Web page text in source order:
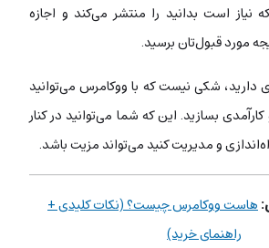
نیاز است بدانید را منتشر می‌کند و اجازه
مورد قبول‌تان برسید.
دارید، شکی نیست که با ووکامرس می‌توانید
بسازید. این که شما می‌توانید در کنار
و مدیریت کنید می‌تواند مزیت باشد.
هاست ووکامرس چیست؟ (نکات کلیدی +
راهنمای خرید)